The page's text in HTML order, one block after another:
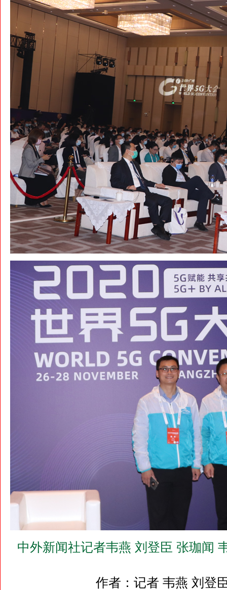
中外新闻社记者韦燕 刘登臣 张珈闻
作者：记者 韦燕 刘